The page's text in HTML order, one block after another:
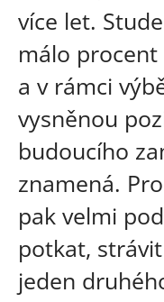
více let.
málo procent
a v rámci
vysněnou
budoucího
znamená.
pak velmi
potkat,
jeden